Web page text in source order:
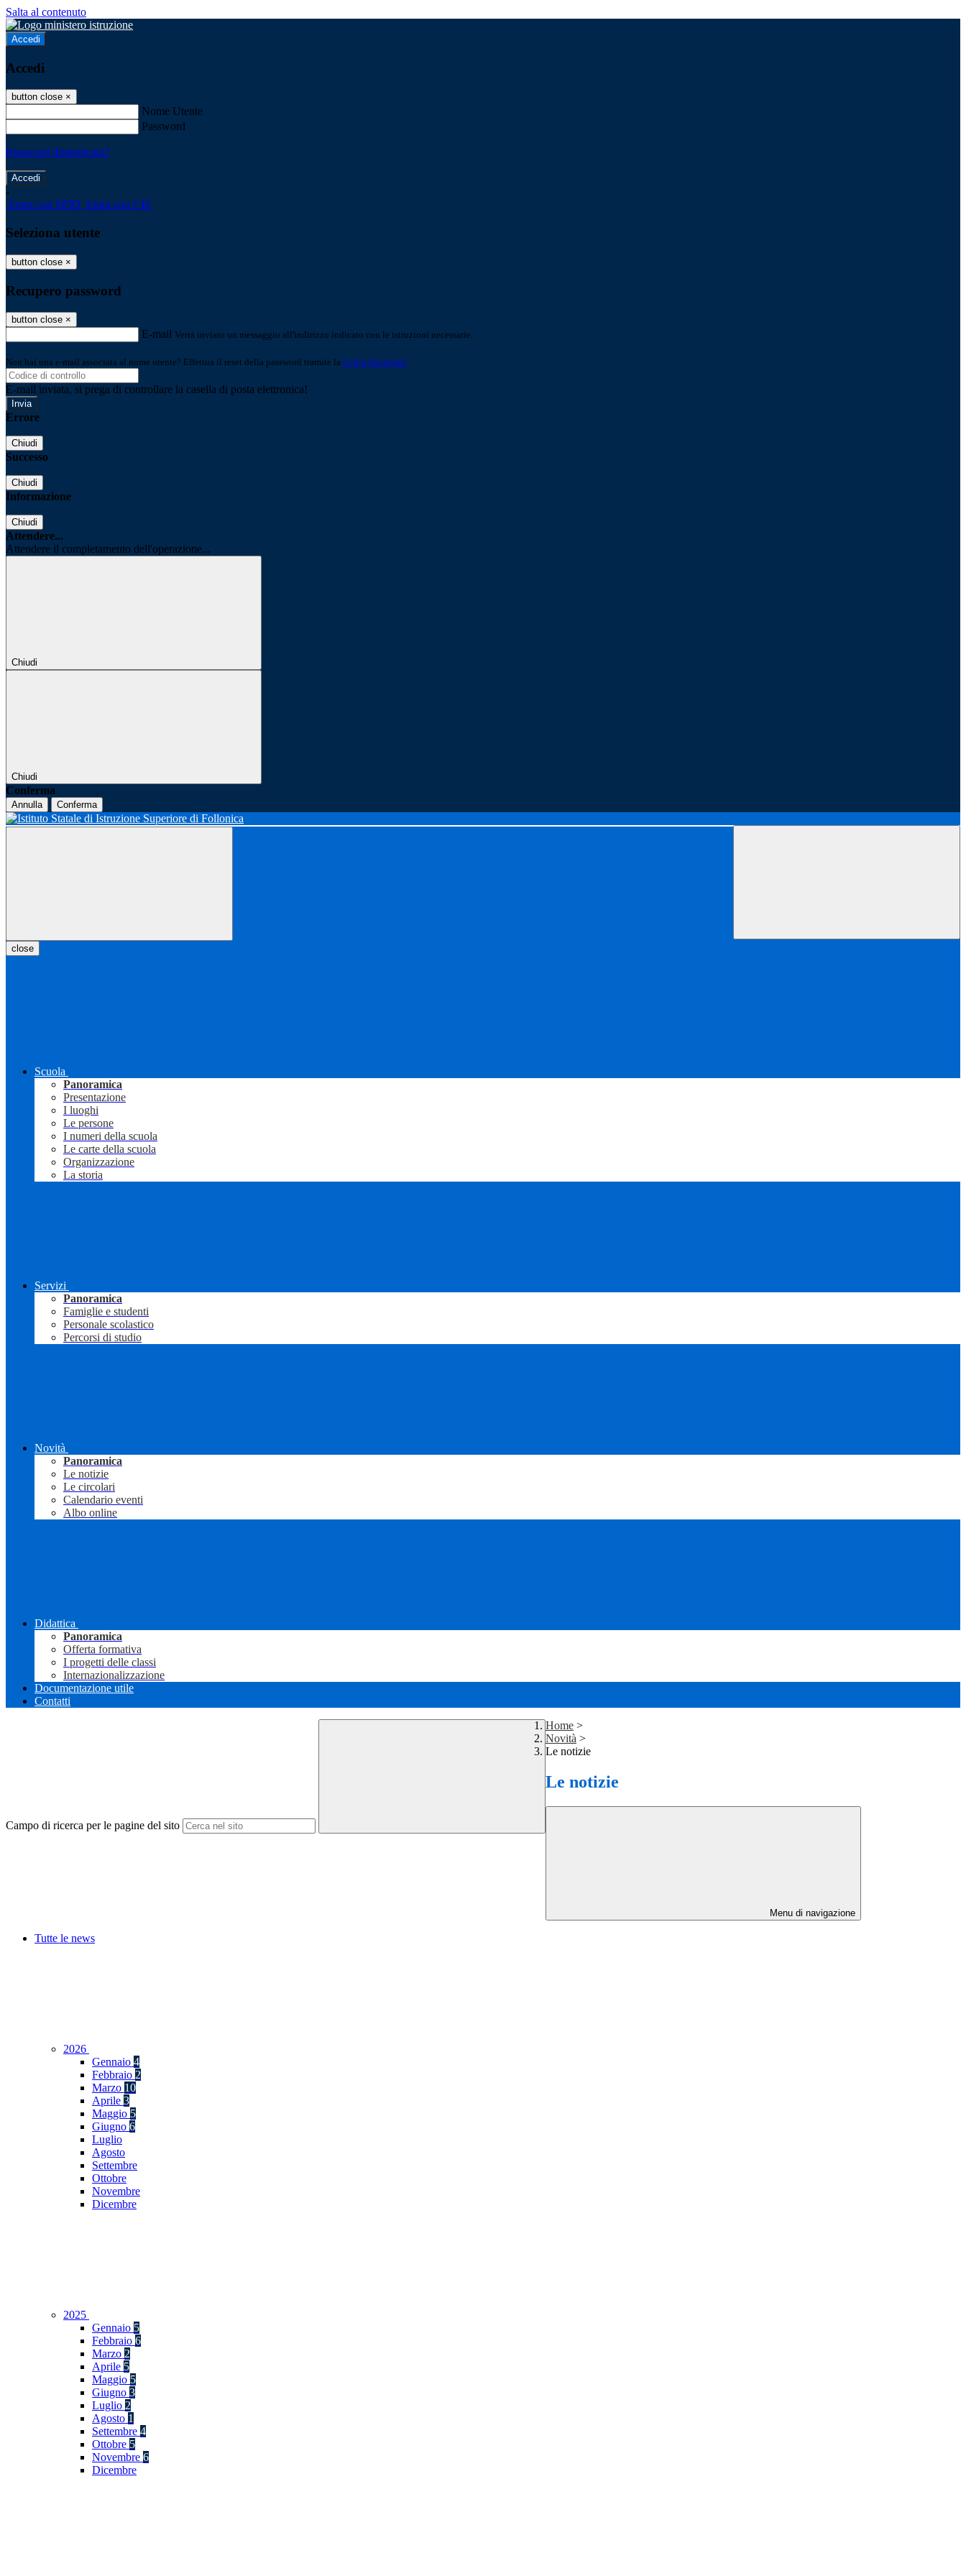
Salta al contenuto
Accedi
Accedi
button close ×
Nome Utente
Password
Password dimenticata?
-
Entra con SPID Entra con CIE
Seleziona utente
button close ×
Recupero password
button close ×
E-mail Verrà inviato un messaggio all'indirizzo indicato con le istruzioni necessarie.
Non hai una e-mail associata al nome utente? Effettua il reset della password tramite la Login Spaggiari
E-mail inviata, si prega di controllare la casella di posta elettronica!
Errore
Chiudi
Successo
Chiudi
Informazione
Chiudi
Attendere...
Attendere il completamento dell'operazione...
Chiudi
Chiudi
Conferma
Annulla Conferma
close
Scuola
Panoramica
Presentazione
I luoghi
Le persone
I numeri della scuola
Le carte della scuola
Organizzazione
La storia
Servizi
Panoramica
Famiglie e studenti
Personale scolastico
Percorsi di studio
Novità
Panoramica
Le notizie
Le circolari
Calendario eventi
Albo online
Didattica
Panoramica
Offerta formativa
I progetti delle classi
Internazionalizzazione
Documentazione utile
Contatti
Campo di ricerca per le pagine del sito
Home >
Novità >
Le notizie
Le notizie
Menu di navigazione
Tutte le news
2026
Gennaio 4
Febbraio 2
Marzo 10
Aprile 3
Maggio 5
Giugno 6
Luglio
Agosto
Settembre
Ottobre
Novembre
Dicembre
2025
Gennaio 5
Febbraio 6
Marzo 2
Aprile 5
Maggio 5
Giugno 3
Luglio 2
Agosto 1
Settembre 4
Ottobre 5
Novembre 6
Dicembre